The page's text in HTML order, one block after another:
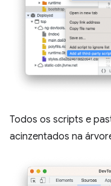
Todos os scripts e
acinzentados na